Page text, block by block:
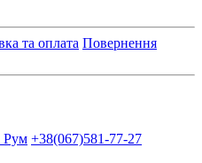
та оплата Повернення
+38(067)581-77-27